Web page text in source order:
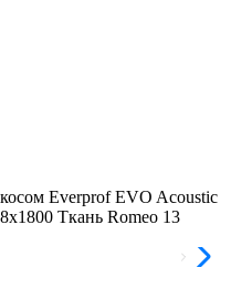
Everprof EVO Acoustic
Ткань Romeo 13